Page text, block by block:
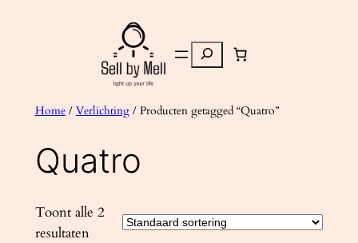
Zoeken
Home/ Verlichting/ Producten getagged “Quatro”
Quatro
Toont alle 2
resultaten